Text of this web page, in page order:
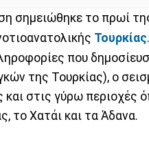
σημειώθηκε το πρωί
Τουρκίας.
που
της Τουρκίας), ο
και στις γύρω περιοχές
το Χατάι και τα Άδανα.